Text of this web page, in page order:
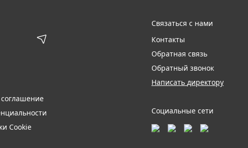
соглашение
Cookie
Связаться с нами
Контакты
Обратная связь
Обратный звонок
Написать директору
Социальные сети